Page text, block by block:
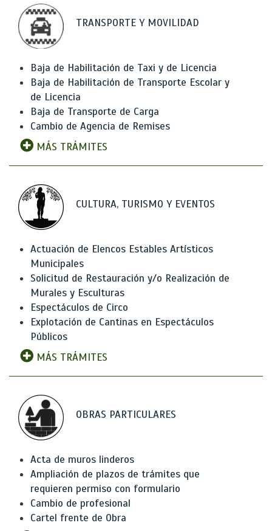
TRANSPORTE Y MOVILIDAD
Baja de Habilitación de Taxi y de Licencia
Baja de Habilitación de Transporte Escolar y
de Licencia
Baja de Transporte de Carga
Cambio de Agencia de Remises
MÁS TRÁMITES
CULTURA, TURISMO Y EVENTOS
Actuación de Elencos Estables Artísticos
Municipales
Solicitud de Restauración y/o Realización de
Murales y Esculturas
Espectáculos de Circo
Explotación de Cantinas en Espectáculos
Públicos
MÁS TRÁMITES
OBRAS PARTICULARES
Acta de muros linderos
Ampliación de plazos de trámites que
requieren permiso con formulario
Cambio de profesional
Cartel frente de Obra